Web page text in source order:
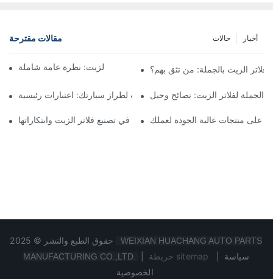
مقالات مقترحة أخبار حالات
أفضل شركات تصنيع فلاتر الزيت: نظرة عامة شاملةالزيت بالجملة: من تثق بهم؟
اختيار فلتر الزيت المناسب لطراز سيارتك: اعتبارات رئيسية
الجملة لفلاتر الزيت: نصائح وحيل
تسليط الضوء على الشركات الرائدة في تصنيع فلاتر الزيت وابتكاراتها
على منتجات عالية الجودة لعملك
WEIXIAN HUACHANG AUTO PARTS
MANUFACTURING CO.,LTD.
خريطة sitemap